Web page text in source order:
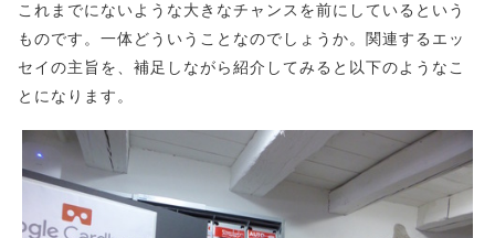
これまでにないような大きなチャンスを前にしているという
ものです。一体どういうことなのでしょうか。関連するエッ
セイの主旨を、補足しながら紹介してみると以下のようなこ
とになります。